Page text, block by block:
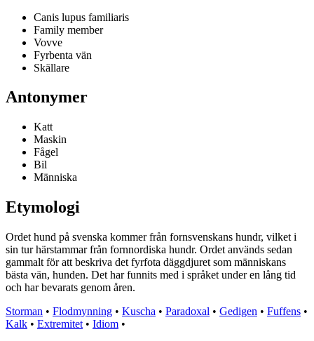
Canis lupus familiaris
Family member
Vovve
Fyrbenta vän
Skällare
Antonymer
Katt
Maskin
Fågel
Bil
Människa
Etymologi
Ordet hund på svenska kommer från fornsvenskans hundr, vilket i
sin tur härstammar från fornnordiska hundr. Ordet används sedan
gammalt för att beskriva det fyrfota däggdjuret som människans
bästa vän, hunden. Det har funnits med i språket under en lång tid
och har bevarats genom åren.
Storman • Flodmynning • Kuscha • Paradoxal • Gedigen • Fuffens •
Kalk • Extremitet • Idiom •